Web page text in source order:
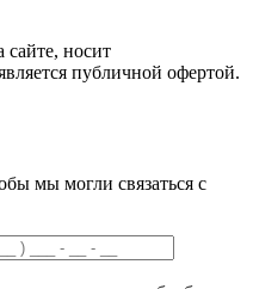
носит
публичной офертой.
мы могли связаться с